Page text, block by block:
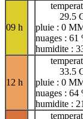
09 h
29.5
pluie : 0
nuages : 61
humidite :
12 h
33.5
pluie : 0
nuages : 64
humidite :